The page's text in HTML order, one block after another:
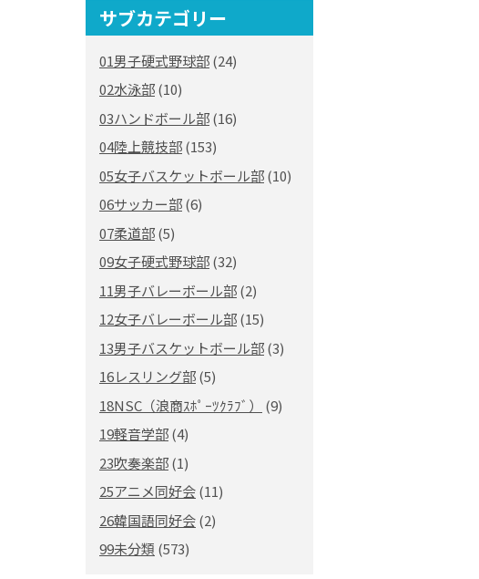
サブカテゴリー
01男子硬式野球部(24)
02水泳部(10)
03ハンドボール部(16)
04陸上競技部(153)
05女子バスケットボール部(10)
06サッカー部(6)
07柔道部(5)
09女子硬式野球部(32)
11男子バレーボール部(2)
12女子バレーボール部(15)
13男子バスケットボール部(3)
16レスリング部(5)
18NSC（浪商ｽﾎﾟｰﾂｸﾗﾌﾞ）
(9)
19軽音学部(4)
23吹奏楽部(1)
25アニメ同好会(11)
26韓国語同好会(2)
99未分類 (573)